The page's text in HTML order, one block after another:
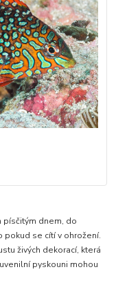
písčitým dnem, do
pokud se cítí v ohrožení.
živých dekorací, která
pyskouni mohou